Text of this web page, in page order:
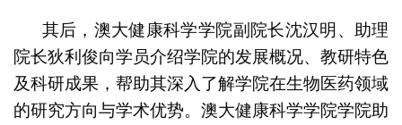
其后，澳大健康科学学院副院长沈汉明、助理
院长狄利俊向学员介绍学院的发展概况、教研特色
及科研成果，帮助其深入了解学院在生物医药领域
的研究方向与学术优势。澳大健康科学学院学院助